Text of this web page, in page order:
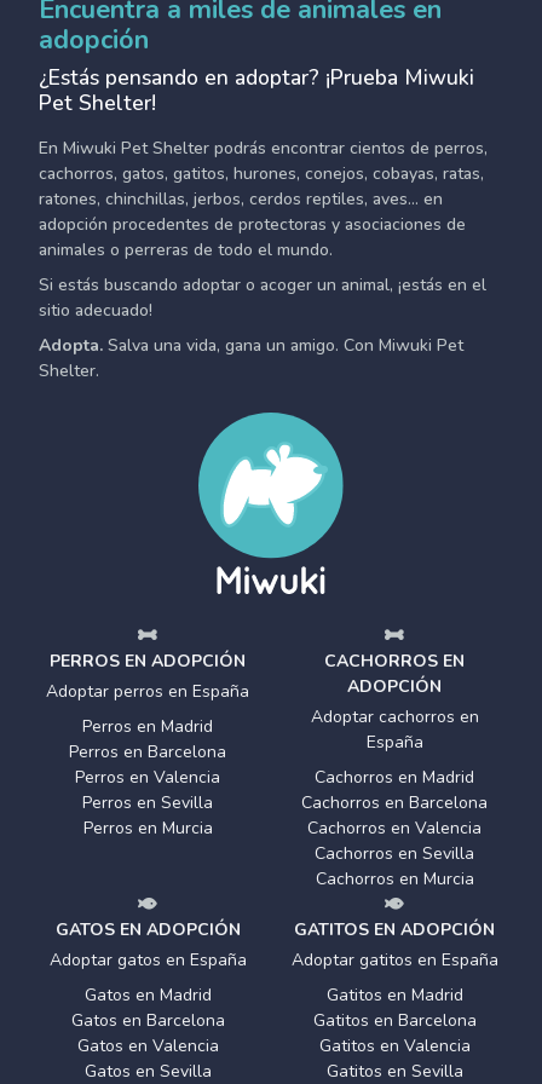
Encuentra a miles de animales en
adopción
¿Estás pensando en adoptar? ¡Prueba Miwuki
Pet Shelter!
En Miwuki Pet Shelter podrás encontrar cientos de perros,
cachorros, gatos, gatitos, hurones, conejos, cobayas, ratas,
ratones, chinchillas, jerbos, cerdos reptiles, aves... en
adopción procedentes de protectoras y asociaciones de
animales o perreras de todo el mundo.
Si estás buscando adoptar o acoger un animal, ¡estás en el
sitio adecuado!
Adopta. Salva una vida, gana un amigo. Con Miwuki Pet
Shelter.
PERROS EN ADOPCIÓN
Adoptar perros en España
Perros en Madrid
Perros en Barcelona
Perros en Valencia
Perros en Sevilla
Perros en Murcia
CACHORROS EN
ADOPCIÓN
Adoptar cachorros en
España
Cachorros en Madrid
Cachorros en Barcelona
Cachorros en Valencia
Cachorros en Sevilla
Cachorros en Murcia
GATOS EN ADOPCIÓN
Adoptar gatos en España
Gatos en Madrid
Gatos en Barcelona
Gatos en Valencia
Gatos en Sevilla
GATITOS EN ADOPCIÓN
Adoptar gatitos en España
Gatitos en Madrid
Gatitos en Barcelona
Gatitos en Valencia
Gatitos en Sevilla